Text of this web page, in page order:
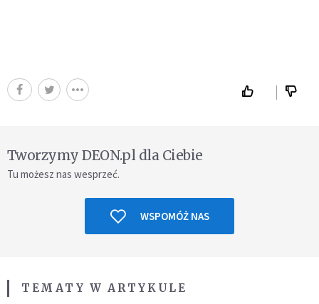
Tworzymy DEON.pl dla Ciebie
Tu możesz nas wesprzeć.
WSPOMÓŻ NAS
TEMATY W ARTYKULE